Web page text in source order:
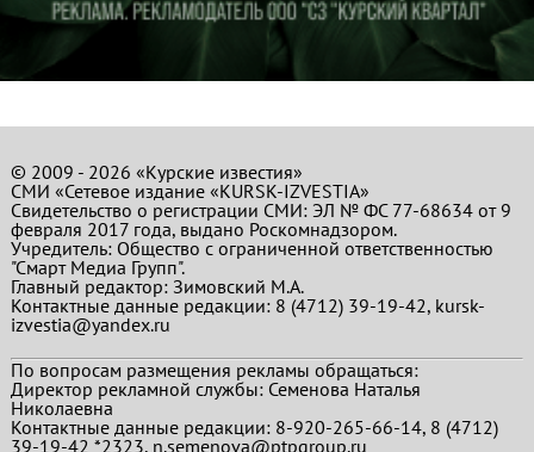
© 2009 - 2026 «Курские известия»
СМИ «Сетевое издание «KURSK-IZVESTIA»
Свидетельство о регистрации СМИ: ЭЛ № ФС 77-68634 от 9
февраля 2017 года, выдано Роскомнадзором.
Учредитель: Общество с ограниченной ответственностью
"Смарт Медиа Групп".
Главный редактор:Зимовский М.А.
Контактные данные редакции: 8 (4712) 39-19-42, kursk-
izvestia@yandex.ru
По вопросам размещения рекламы обращаться:
Директор рекламной службы: Семенова Наталья
Николаевна
Контактные данные редакции: 8-920-265-66-14, 8 (4712)
39-19-42 *2323, n.semenova@ptpgroup.ru